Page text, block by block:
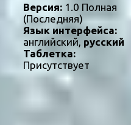
Версия: 1.0 Полная
(Последняя)
Язык интерфейса:
английский, русский
Таблетка:
Присутствует